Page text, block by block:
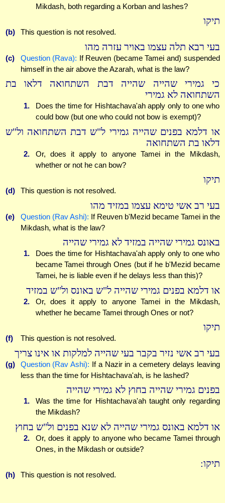
Mikdash, both regarding a Korban and lashes?
תיקו
(b) This question is not resolved.
בעי רבא תלה עצמו באויר עזרה מהו
(c) Question (Rava): If Reuven (became Tamei and) suspended
himself in the air above the Azarah, what is the law?
כי גמירי שהייה שהייה דבת השתחואה דלאו בת
השתחואה לא גמירי
1.
Does the time for Hishtachava'ah apply only to one who
could bow (but one who could not bow is exempt)?
או דלמא בפנים שהייה גמירי ל"ש דבת השתחואה ול"ש
דלאו בת השתחואה
2.
Or, does it apply to anyone Tamei in the Mikdash,
whether or not he can bow?
תיקו
(d) This question is not resolved.
בעי רב אשי טימא עצמו במזיד מהו
(e) Question (Rav Ashi): If Reuven b'Mezid became Tamei in the
Mikdash, what is the law?
באונס גמירי שהייה במזיד לא גמירי שהייה
1.
Does the time for Hishtachava'ah apply only to one who
became Tamei through Ones (but if he b'Mezid became
Tamei, he is liable even if he delays less than this)?
או דלמא בפנים גמירי שהייה ל"ש באונס ול"ש במזיד
2.
Or, does it apply to anyone Tamei in the Mikdash,
whether he became Tamei through Ones or not?
תיקו
(f) This question is not resolved.
בעי רב אשי נזיר בקבר בעי שהייה למלקות או אינו צריך
(g) Question (Rav Ashi): If a Nazir in a cemetery delays leaving
less than the time for Hishtachava'ah, is he lashed?
בפנים גמירי שהייה בחוץ לא גמירי שהייה
1.
Was the time for Hishtachava'ah taught only regarding
the Mikdash?
או דלמא באונס גמירי שהייה לא שנא בפנים ול"ש בחוץ
2.
Or, does it apply to anyone who became Tamei through
Ones, in the Mikdash or outside?
תיקו:
(h) This question is not resolved.